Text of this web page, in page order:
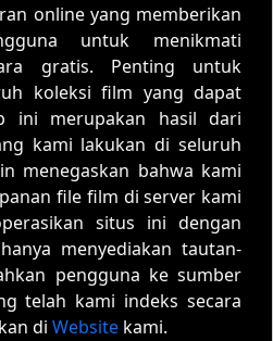
online yang memberikan
untuk menikmati
gratis. Penting untuk
koleksi film yang dapat
ini merupakan hasil dari
kami lakukan di seluruh
menegaskan bahwa kami
file film di server kami
situs ini dengan
menyediakan tautan-
pengguna ke sumber
telah kami indeks secara
di Website kami.